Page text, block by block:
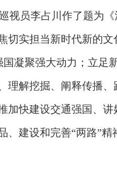
视员李占川作了题为
切实担当新时代新的
凝聚强大动力；立足
理解挖掘、阐释传播
加快建设交通强国、讲
、建设和完善“两路”